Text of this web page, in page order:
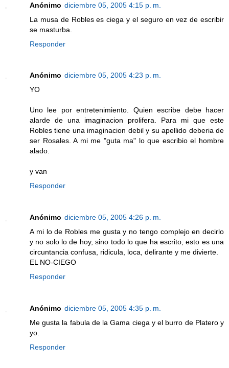
Anónimo diciembre 05, 2005 4:15 p. m.
La musa de Robles es ciega y el seguro en vez de escribir
se masturba.
Responder
Anónimo diciembre 05, 2005 4:23 p. m.
YO
Uno lee por entretenimiento. Quien escribe debe hacer
alarde de una imaginacion prolifera. Para mi que este
Robles tiene una imaginacion debil y su apellido deberia de
ser Rosales. A mi me "guta ma" lo que escribio el hombre
alado.
y van
Responder
Anónimo diciembre 05, 2005 4:26 p. m.
A mi lo de Robles me gusta y no tengo complejo en decirlo
y no solo lo de hoy, sino todo lo que ha escrito, esto es una
circuntancia confusa, ridicula, loca, delirante y me divierte.
EL NO-CIEGO
Responder
Anónimo diciembre 05, 2005 4:35 p. m.
Me gusta la fabula de la Gama ciega y el burro de Platero y
yo.
Responder